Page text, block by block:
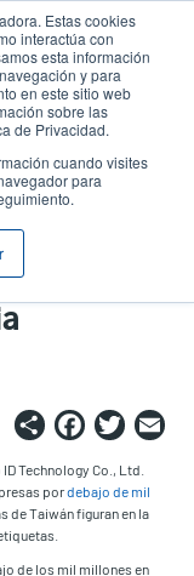
Estas cookies
interactúa con
esta información
y para
en este sitio web
sobre las
de Privacidad.
cuando visites
para
User
account
menu
User
Selector de productos
una de
de mil
Share
Technology Co., Ltd.
pordebajo de mil
de Taiwán figuran en la
de los mil millones en